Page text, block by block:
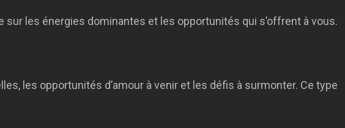
sur les énergies dominantes et les opportunités qui s’offrent à vous.
les opportunités d’amour à venir et les défis à surmonter. Ce type